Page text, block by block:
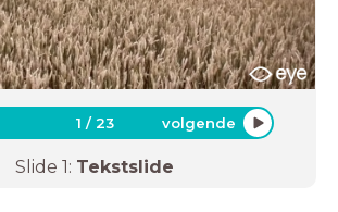
1 /23 volgende
Slide 1: Tekstslide